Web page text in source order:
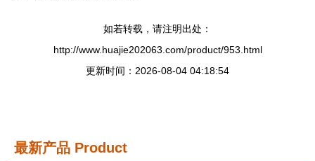
如若转载，请注明出处：
http://www.huajie202063.com/product/953.html
更新时间：2026-08-04 04:18:54
最新产品 Product